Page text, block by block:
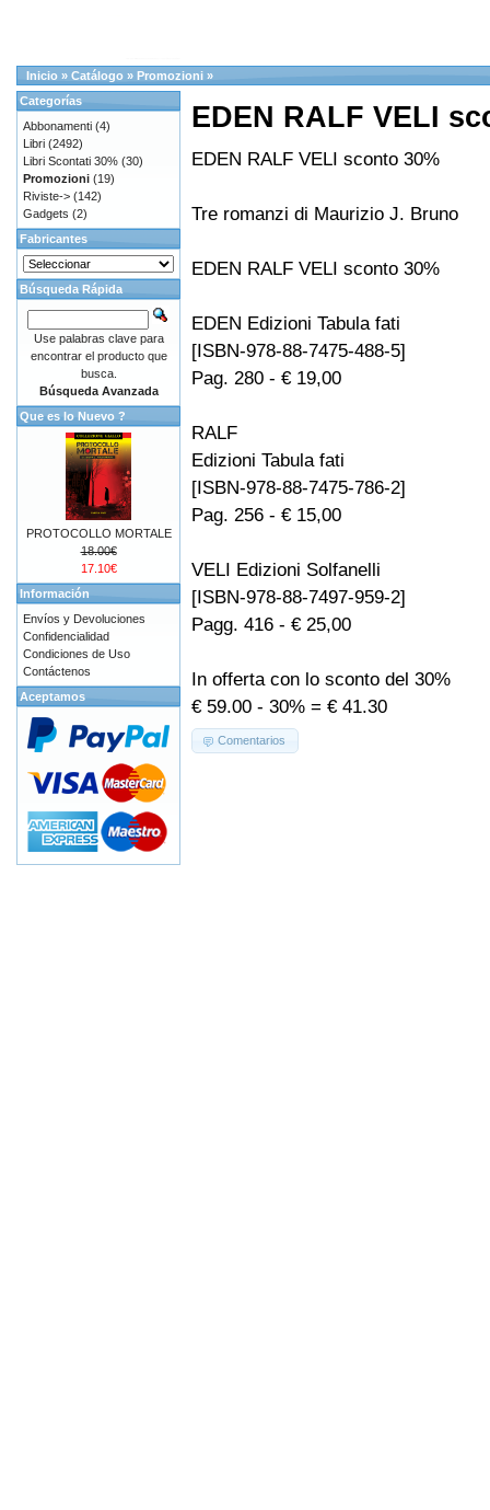
Inicio » Catálogo » Promozioni »
EDEN RALF VELI
EDEN RALF VELI sconto 30%
Tre romanzi di Maurizio J. Bruno
EDEN RALF VELI sconto 30%
EDEN Edizioni Tabula fati
[ISBN-978-88-7475-488-5]
Pag. 280 - € 19,00
RALF
Edizioni Tabula fati
[ISBN-978-88-7475-786-2]
Pag. 256 - € 15,00
VELI Edizioni Solfanelli
[ISBN-978-88-7497-959-2]
Pagg. 416 - € 25,00
In offerta con lo sconto del 30%
€ 59.00 - 30% = € 41.30
Comentarios
Categorías
Abbonamenti (4)
Libri (2492)
Libri Scontati 30% (30)
Promozioni (19)
Riviste-> (142)
Gadgets (2)
Fabricantes
Búsqueda Rápida
Use palabras clave para
encontrar el producto que
busca.
Búsqueda Avanzada
Que es lo Nuevo ?
PROTOCOLLO MORTALE
18.00€
17.10€
Información
Envíos y Devoluciones
Confidencialidad
Condiciones de Uso
Contáctenos
Aceptamos